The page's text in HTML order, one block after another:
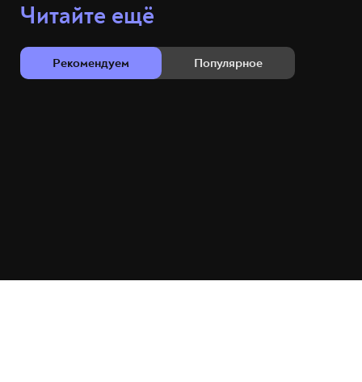
Читайте ещё
Рекомендуем Популярное